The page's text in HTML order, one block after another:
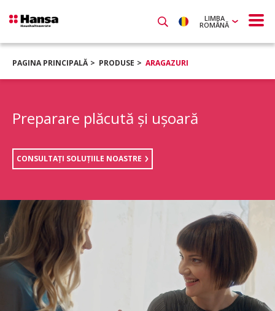
LIMBA
ROMÂNĂ
PAGINA PRINCIPALĂ PRODUSE ARAGAZURI
Preparare plăcută şi uşoară
CONSULTAŢI SOLUŢIILE NOASTRE